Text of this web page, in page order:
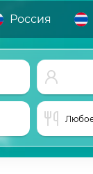
Россия